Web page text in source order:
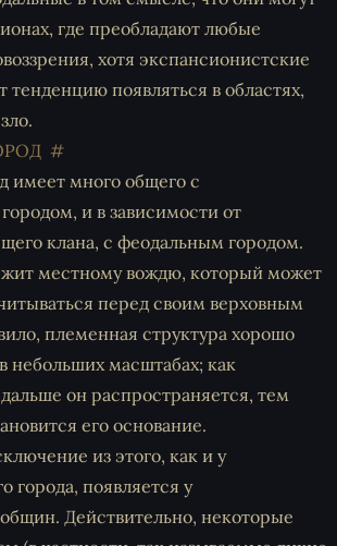
где преобладают любые
хотя экспансионистские
появляться в областях,
имеет много общего с
и в зависимости от
клана, с феодальным городом.
местному вождю, который может
перед своим верховным
племенная структура хорошо
небольших масштабах; как
он распространяется, тем
его основание.
из этого, как и у
города, появляется у
Действительно, некоторые